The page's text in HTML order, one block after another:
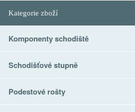
Kategorie zboží
Komponenty schodiště
Schodišťové stupně
Podestové rošty